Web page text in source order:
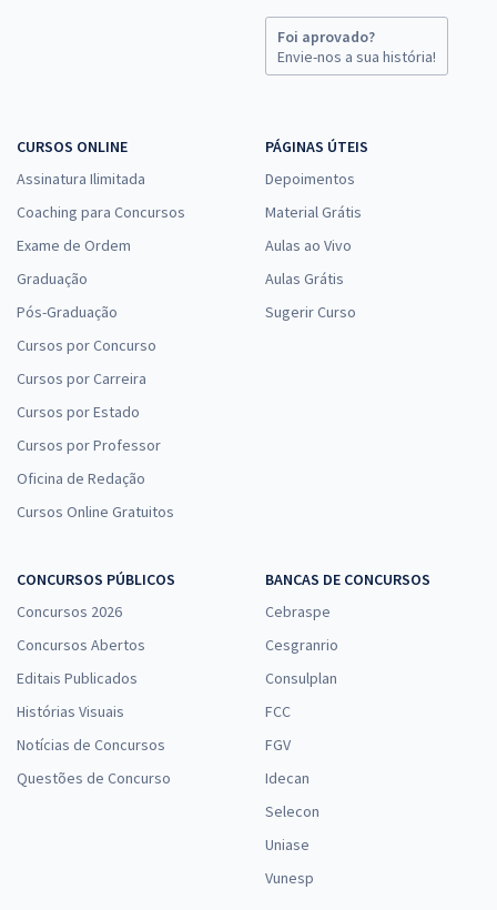
Foi aprovado?
Envie-nos a sua história!
CURSOS ONLINE
Assinatura Ilimitada
Coaching para Concursos
Exame de Ordem
Graduação
Pós-Graduação
Cursos por Concurso
Cursos por Carreira
Cursos por Estado
Cursos por Professor
Oficina de Redação
Cursos Online Gratuitos
PÁGINAS ÚTEIS
Depoimentos
Material Grátis
Aulas ao Vivo
Aulas Grátis
Sugerir Curso
CONCURSOS PÚBLICOS
Concursos 2026
Concursos Abertos
Editais Publicados
Histórias Visuais
Notícias de Concursos
Questões de Concurso
BANCAS DE CONCURSOS
Cebraspe
Cesgranrio
Consulplan
FCC
FGV
Idecan
Selecon
Uniase
Vunesp